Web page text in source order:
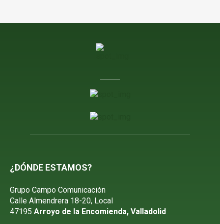
¿DÓNDE ESTAMOS?
Grupo Campo Comunicación
Calle Almendrera 18-20, Local
47195 Arroyo de la Encomienda, Valladolid